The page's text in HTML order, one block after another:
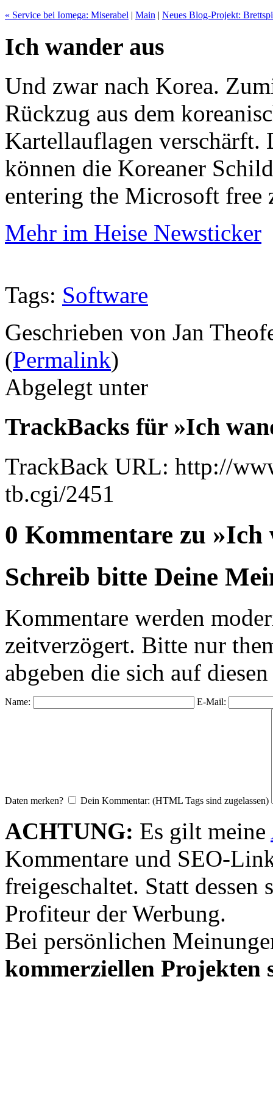
« Service bei Iomega: Miserabel | Main | Neues Blog-Projekt:
Ich wander aus
Und zwar nach Korea.
Rückzug aus dem
Kartellauflagen verschärft.
können die Koreaner
entering the Microsoft free
Mehr im Heise Newsticker
Tags: Software
Geschrieben von Jan
(Permalink)
Abgelegt unter
TrackBacks für »Ich
TrackBack URL: http://
tb.cgi/2451
0 Kommentare zu »Ich
Schreib bitte Deine
Kommentare werden
zeitverzögert. Bitte nur
abgeben die sich auf
Name: E-Mail:
Daten merken? Dein Kommentar: (HTML Tags sind zugelassen)
ACHTUNG: Es gilt meine
Kommentare und SEO-
freigeschaltet. Statt dessen
Profiteur der Werbung.
Bei persönlichen
kommerziellen Projekten